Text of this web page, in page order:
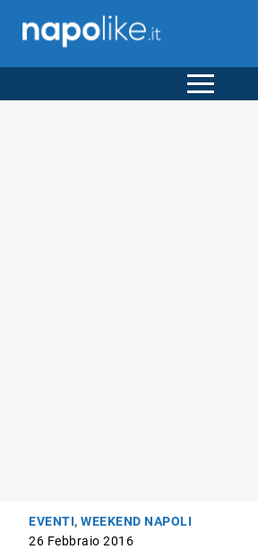
EVENTI,WEEKEND NAPOLI
26 Febbraio 2016